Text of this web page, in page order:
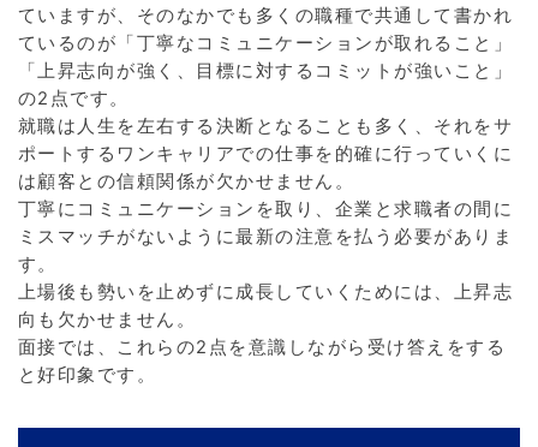
ていますが、そのなかでも多くの職種で共通して書かれ
ているのが「丁寧なコミュニケーションが取れること」
「上昇志向が強く、目標に対するコミットが強いこと」
の2点です。
就職は人生を左右する決断となることも多く、それをサ
ポートするワンキャリアでの仕事を的確に行っていくに
は顧客との信頼関係が欠かせません。
丁寧にコミュニケーションを取り、企業と求職者の間に
ミスマッチがないように最新の注意を払う必要がありま
す。
上場後も勢いを止めずに成長していくためには、上昇志
向も欠かせません。
面接では、これらの2点を意識しながら受け答えをする
と好印象です。